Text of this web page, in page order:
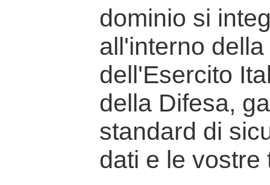
dominio si
all'interno
dell'Esercito
della Difesa,
standard di
dati e le vostre